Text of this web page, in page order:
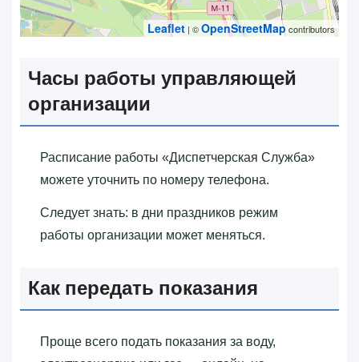
Leaflet | ©OpenStreetMap contributors
Часы работы управляющей
организации
Расписание работы «‎Диспетчерская Служба»‎
можете уточнить по номеру телефона.
Следует знать: в дни праздников режим
работы организации может меняться.
Как передать показания
Проще всего подать показания за воду,